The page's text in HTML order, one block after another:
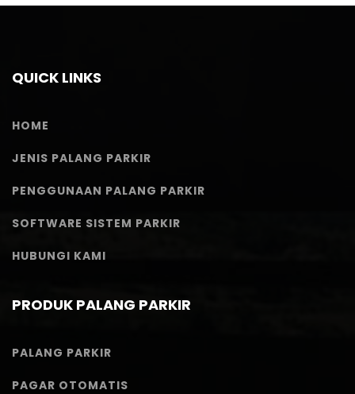
QUICK LINKS
HOME
JENIS PALANG PARKIR
PENGGUNAAN PALANG PARKIR
SOFTWARE SISTEM PARKIR
HUBUNGI KAMI
PRODUK PALANG PARKIR
PALANG PARKIR
PAGAR OTOMATIS